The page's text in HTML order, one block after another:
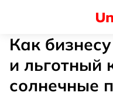
Как
и льготный
солнечные